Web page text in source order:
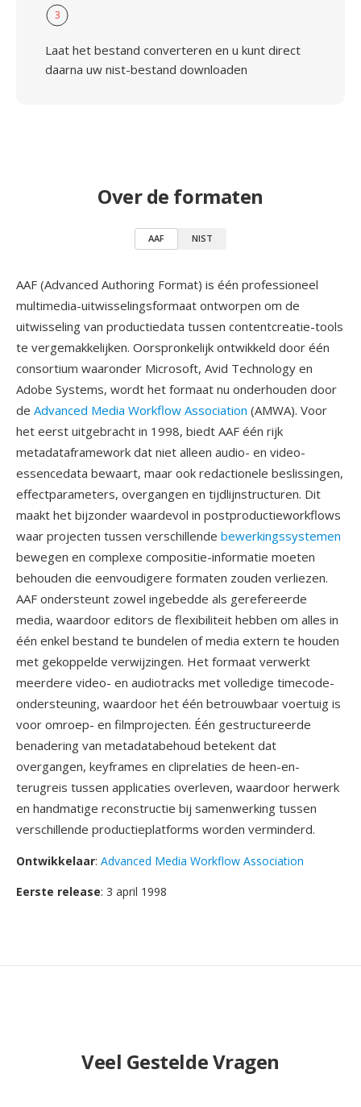
3
Laat het bestand converteren en u kunt direct
daarna uw nist-bestand downloaden
Over de formaten
AAF NIST
AAF (Advanced Authoring Format) is één professioneel
multimedia-uitwisselingsformaat ontworpen om de
uitwisseling van productiedata tussen contentcreatie-tools
te vergemakkelijken. Oorspronkelijk ontwikkeld door één
consortium waaronder Microsoft, Avid Technology en
Adobe Systems, wordt het formaat nu onderhouden door
de Advanced Media Workflow Association (AMWA). Voor
het eerst uitgebracht in 1998, biedt AAF één rijk
metadataframework dat niet alleen audio- en video-
essencedata bewaart, maar ook redactionele beslissingen,
effectparameters, overgangen en tijdlijnstructuren. Dit
maakt het bijzonder waardevol in postproductieworkflows
waar projecten tussen verschillende bewerkingssystemen
bewegen en complexe compositie-informatie moeten
behouden die eenvoudigere formaten zouden verliezen.
AAF ondersteunt zowel ingebedde als gerefereerde
media, waardoor editors de flexibiliteit hebben om alles in
één enkel bestand te bundelen of media extern te houden
met gekoppelde verwijzingen. Het formaat verwerkt
meerdere video- en audiotracks met volledige timecode-
ondersteuning, waardoor het één betrouwbaar voertuig is
voor omroep- en filmprojecten. Één gestructureerde
benadering van metadatabehoud betekent dat
overgangen, keyframes en cliprelaties de heen-en-
terugreis tussen applicaties overleven, waardoor herwerk
en handmatige reconstructie bij samenwerking tussen
verschillende productieplatforms worden verminderd.
Ontwikkelaar: Advanced Media Workflow Association
Eerste release: 3 april 1998
Veel Gestelde Vragen